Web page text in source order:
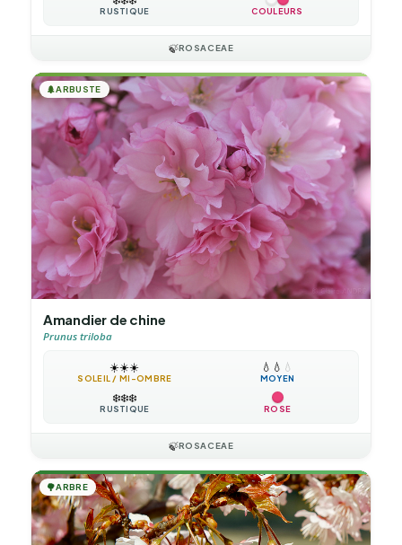
RUSTIQUE COULEURS
🍃ROSACEAE
🌲ARBUSTE
Amandier de chine
Prunus triloba
☀️☀️☀️
SOLEIL / MI-OMBRE
💧 💧 💧
MOYEN
❄️❄️❄️
RUSTIQUE ROSE
🍃ROSACEAE
🌳ARBRE